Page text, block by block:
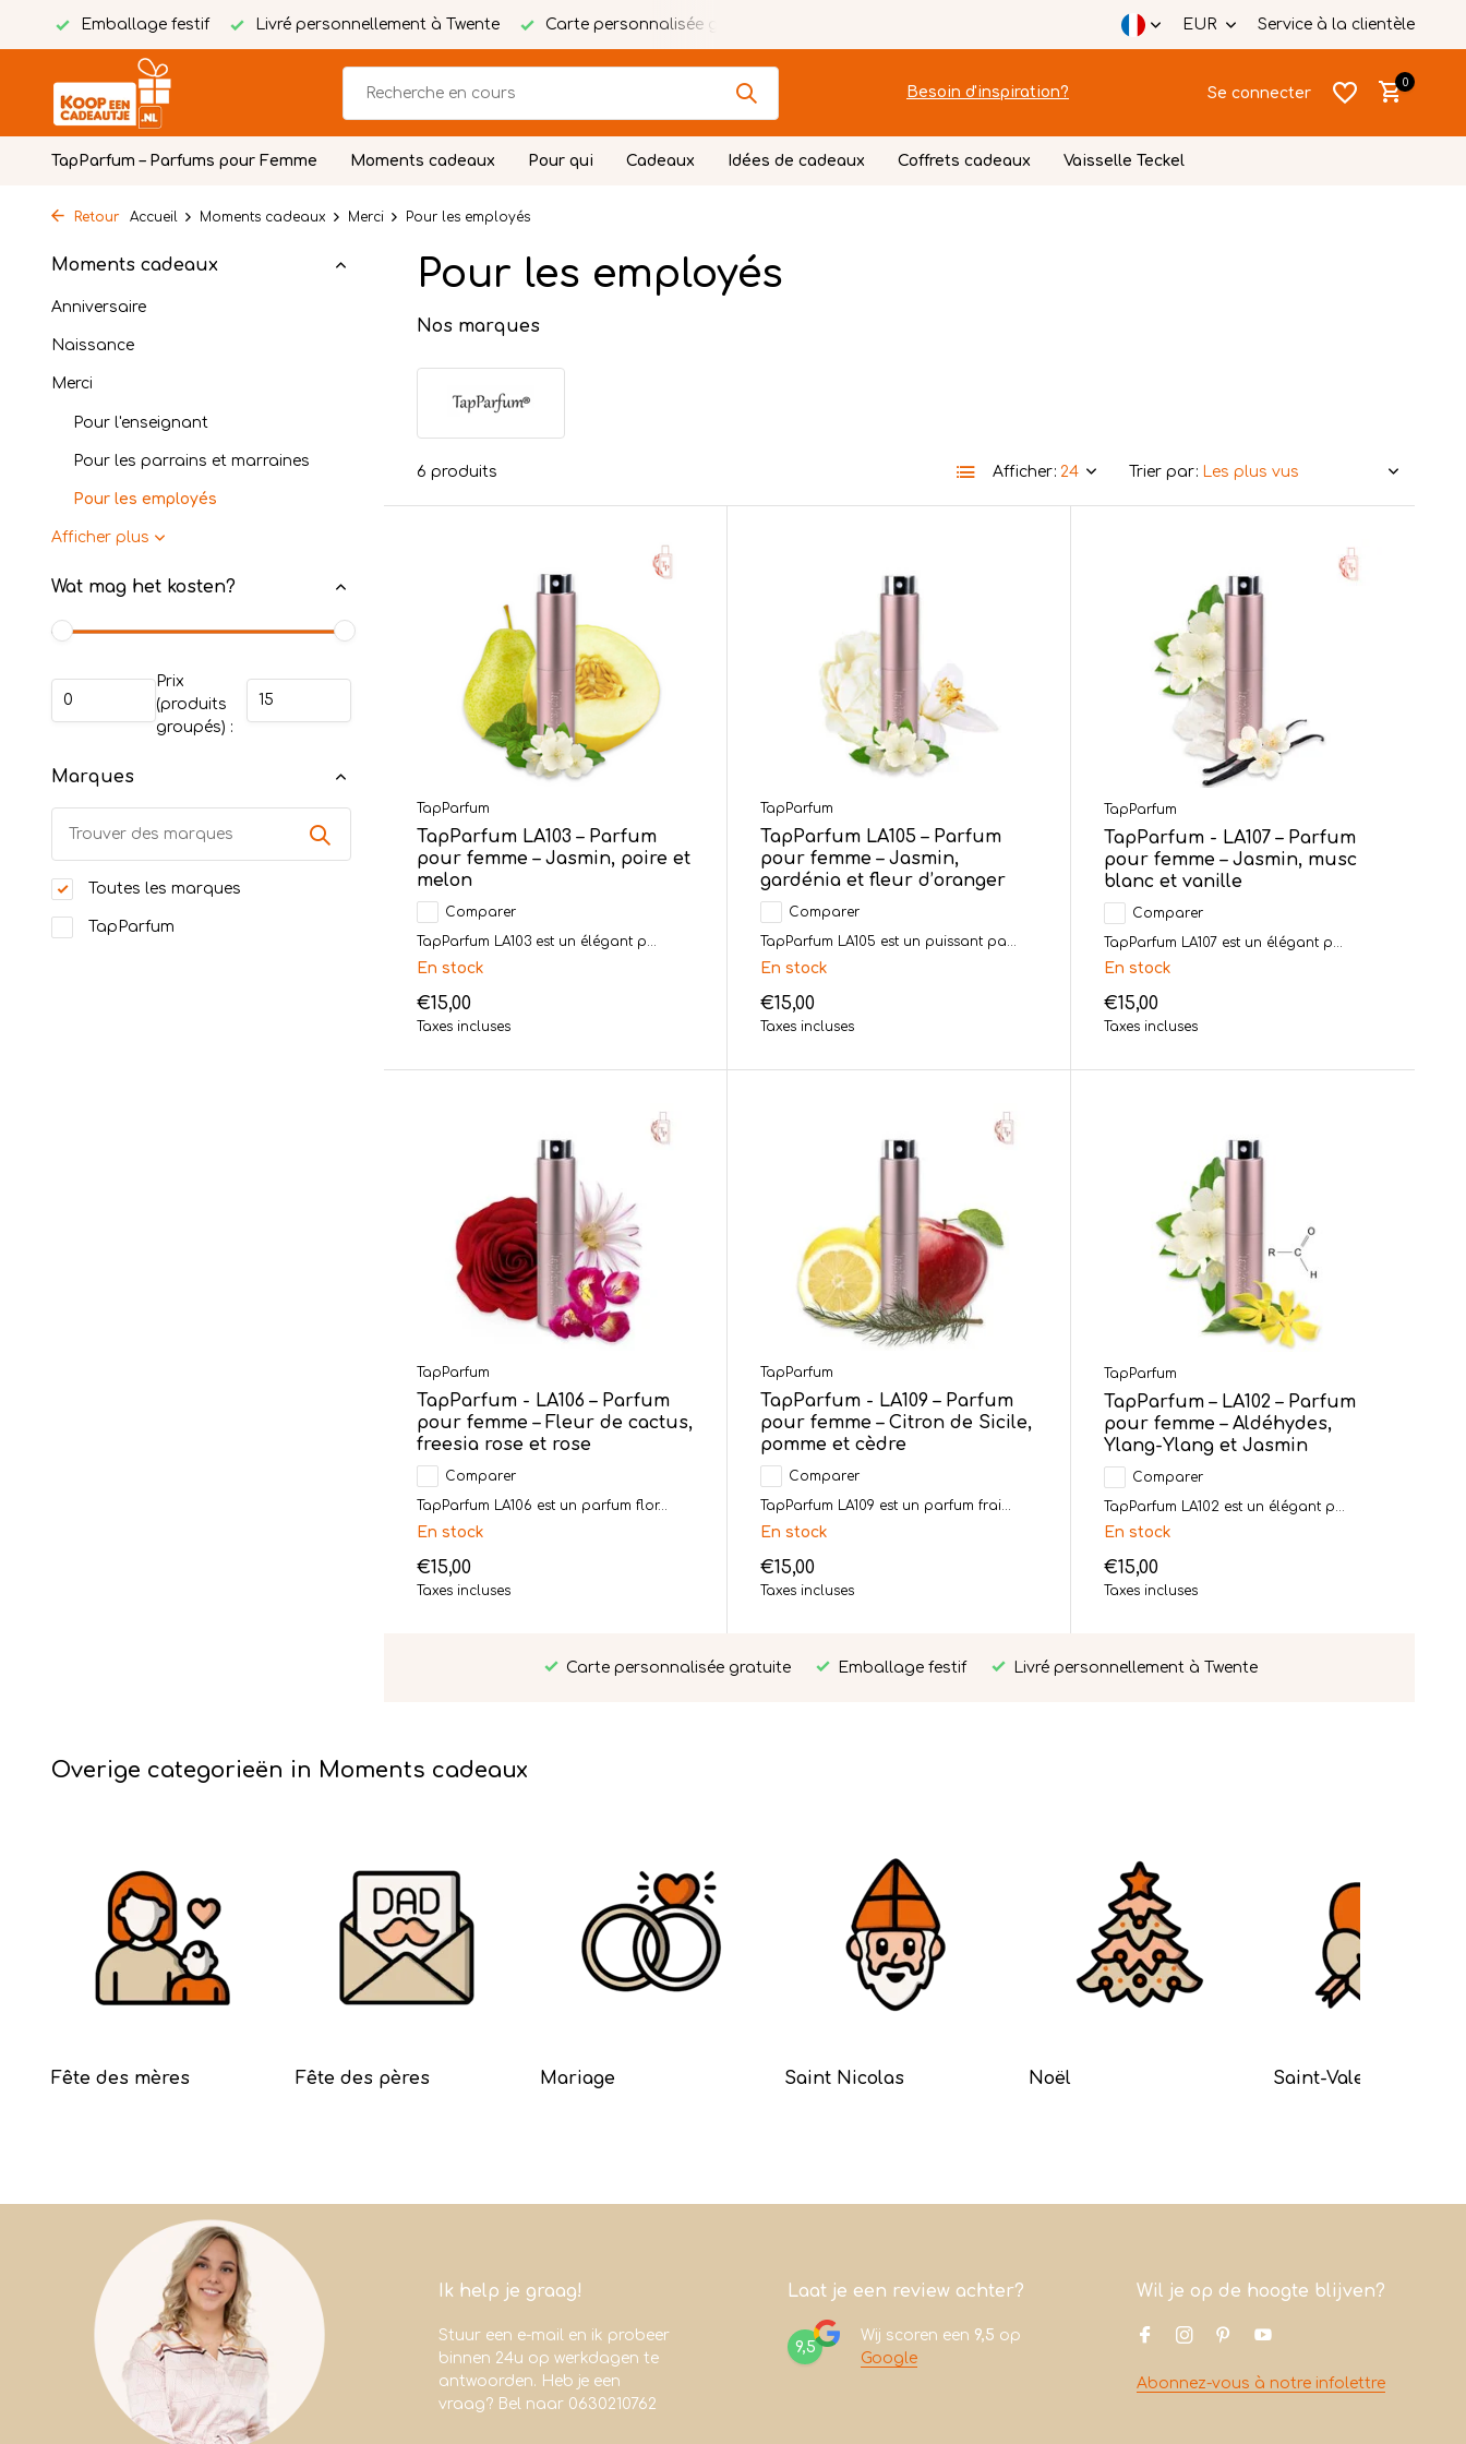
Emballage festif Livré personnellement à Twente Carte personnalisée gratuite EUR Service à la clientèle
Besoin d'inspiration? Se connecter
0
TapParfum – Parfums pour Femme Moments cadeaux Pour qui Cadeaux Idées de cadeaux Coffrets cadeaux Vaisselle Teckel
Retour Accueil Moments cadeaux Merci Pour les employés
Moments cadeaux
Anniversaire
Naissance
Merci
Pour l'enseignant
Pour les parrains et marraines
Pour les employés
Afficher plus
Wat mag het kosten?
Prix
(produits
groupés) :
Marques
Toutes les marques
TapParfum
Pour les employés
Nos marques
6 produits Afficher: Trier par:
TapParfum
TapParfum LA103 – Parfum
pour femme – Jasmin, poire et
melon
Comparer
TapParfum LA103 est un élégant p...
En stock
€15,00
Taxes incluses
TapParfum
TapParfum LA105 – Parfum
pour femme – Jasmin,
gardénia et fleur d’oranger
Comparer
TapParfum LA105 est un puissant pa...
En stock
€15,00
Taxes incluses
TapParfum
TapParfum - LA107 – Parfum
pour femme – Jasmin, musc
blanc et vanille
Comparer
TapParfum LA107 est un élégant p...
En stock
€15,00
Taxes incluses
TapParfum
TapParfum - LA106 – Parfum
pour femme – Fleur de cactus,
freesia rose et rose
Comparer
TapParfum LA106 est un parfum flor...
En stock
€15,00
Taxes incluses
TapParfum
TapParfum - LA109 – Parfum
pour femme – Citron de Sicile,
pomme et cèdre
Comparer
TapParfum LA109 est un parfum frai...
En stock
€15,00
Taxes incluses
TapParfum
TapParfum – LA102 – Parfum
pour femme – Aldéhydes,
Ylang-Ylang et Jasmin
Comparer
TapParfum LA102 est un élégant p...
En stock
€15,00
Taxes incluses
Carte personnalisée gratuite Emballage festif Livré personnellement à Twente
Overige categorieën in Moments cadeaux
Fête des mères Fête des pères Mariage Saint Nicolas Noël Saint-Valentin
Ik help je graag!
Stuur een e-mail en ik probeer
binnen 24u op werkdagen te
antwoorden. Heb je een
vraag? Bel naar 0630210762
Laat je een review achter?
9,5
Wij scoren een 9,5 op
Google
Wil je op de hoogte blijven?
Abonnez-vous à notre infolettre